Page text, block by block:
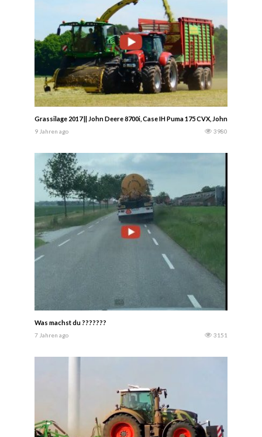
Grassilage 2017 || John Deere 8700i, Case IH Puma 175 CVX, John Deere
9 Jahren ago 3980
Was machst du ???????
7 Jahren ago 3151